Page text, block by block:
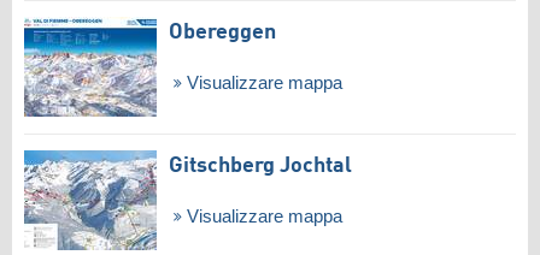
Obereggen
Visualizzare mappa
Gitschberg Jochtal
Visualizzare mappa